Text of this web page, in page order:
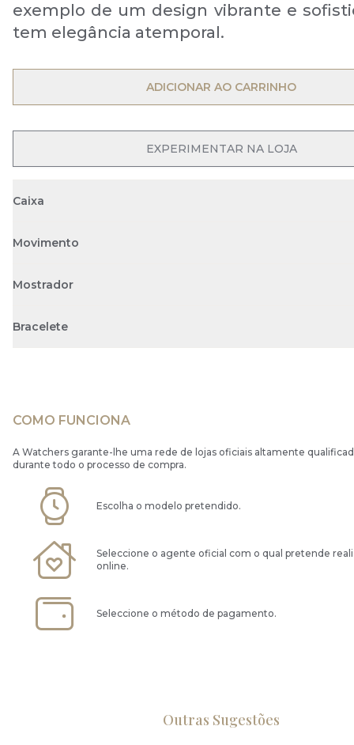
exemplo de um design vibrante e
tem elegância atemporal.
OPEN MENU
ADICIONAR AO CARRINHO
EXPERIMENTAR NA LOJA
Caixa
Movimento
Mostrador
Bracelete
COMO FUNCIONA
A Watchers garante-lhe uma rede de lojas oficiais altamente
durante todo o processo de compra.
Escolha o modelo pretendido.
Seleccione o agente oficial com o qual pretende
online.
Seleccione o método de pagamento.
Outras Sugestões